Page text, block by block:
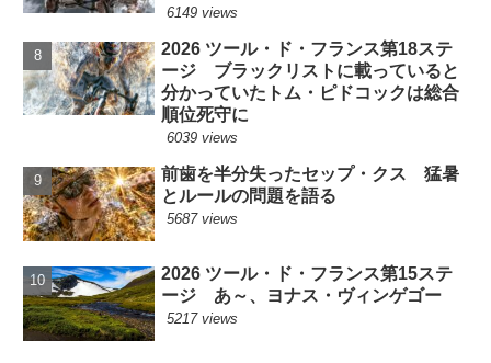
6149 views
2026 ツール・ド・フランス第18ステ
ージ ブラックリストに載っていると
分かっていたトム・ピドコックは総合
順位死守に
6039 views
前歯を半分失ったセップ・クス 猛暑
とルールの問題を語る
5687 views
2026 ツール・ド・フランス第15ステ
ージ あ～、ヨナス・ヴィンゲゴー
5217 views